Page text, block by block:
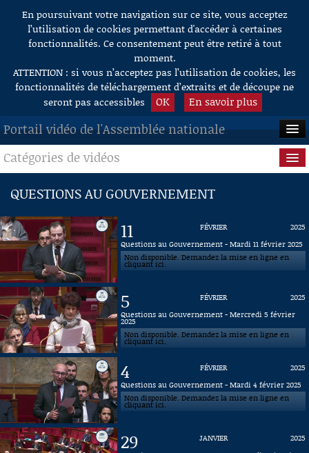
Aller au contenu
En poursuivant votre navigation sur ce site, vous acceptez
l’utilisation de cookies permettant d'accéder à certaines
fonctionnalités. Ce consentement peut être retiré à tout
moment.
ATTENTION : si vous n’acceptez pas l’utilisation de cookies, les
fonctionnalités de téléchargement d’extraits et de découpe ne
seront pas accessibles
OK En savoir plus
Portail vidéo de l'Assemblée nationale
ACCUEIL
EN DIRECT
À LA DEMANDE
RECHERCHE
AIDE À LA DÉCOUPE
DE VIDÉOS
Catégories de vidéos
Séance publique
Questions au Gouvernement
Commissions
Présidence
Évènements
Connaissance, Histoire
QUESTIONS AU GOUVERNEMENT
11 FÉVRIER
2025
Questions au Gouvernement - Mardi 11 février 2025
Non disponible. Demandez la mise en ligne en
cliquant ici.
5 FÉVRIER
2025
Questions au Gouvernement - Mercredi 5 février
2025
Non disponible. Demandez la mise en ligne en
cliquant ici.
4 FÉVRIER
2025
Questions au Gouvernement - Mardi 4 février 2025
Non disponible. Demandez la mise en ligne en
cliquant ici.
29 JANVIER
2025